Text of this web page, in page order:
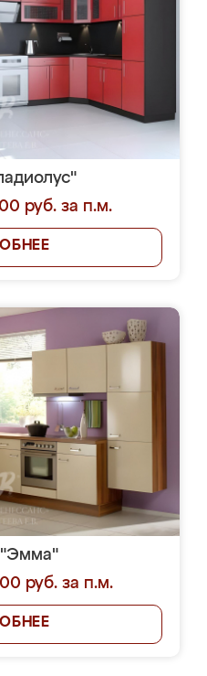
руб. за п.м.
"Эмма"
руб. за п.м.